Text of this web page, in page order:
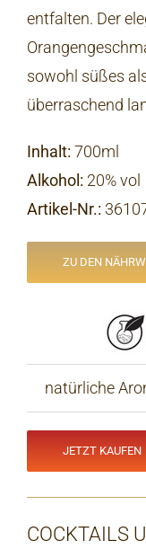
entfalten. Der
sowohl süßes
überraschend
Inhalt: 700ml
Alkohol: 20% vol
Artikel-Nr.:
ZU DEN
natürliche
JETZT KAUFEN
COCKTAILS